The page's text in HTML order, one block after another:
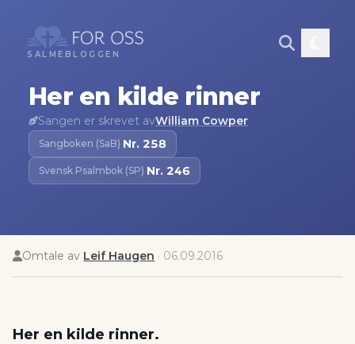
SALMEBLOGGEN
Her en kilde rinner
Sangen er skrevet avWilliam Cowper
Sangboken (SaB)·Nr. 258
Svensk Psalmbok (SP)·Nr. 246
Omtale av Leif Haugen · 06.09.2016
Her en kilde rinner.